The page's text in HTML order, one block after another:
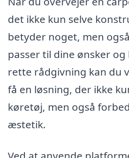
det ikke kun selve
betyder noget, men
passer til dine ønsker
rette rådgivning kan du
få en løsning, der ikke
køretøj, men også
æstetik.